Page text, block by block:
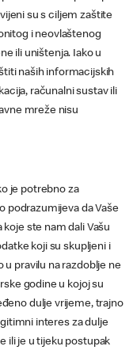
su s ciljem zaštite
i neovlaštenog
ili uništenja. Iako u
naših informacijskih
računalni sustav ili
mreže nisu
je potrebno za
podrazumijeva da Vaše
ste nam dali Vašu
koji su skupljeni i
u pravilu na razdoblje ne
godine u kojoj su
dulje vrijeme, trajno
interes za dulje
ili je u tijeku postupak